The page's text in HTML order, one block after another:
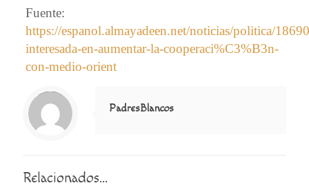
Fuente:
https://espanol.almayadeen.net/noticias/politica/
interesada-en-aumentar-la-cooperaci%C3%B3n-
con-medio-orient
Notice
: Trying to access array offset on value of type null in
/home/misioner/public_html/padresblancos/themes/betheme/includes/content-single.php
on line
286
PadresBlancos
Relacionados...